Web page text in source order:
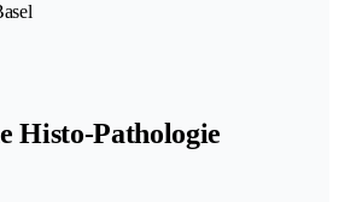
Histo-Pathologie